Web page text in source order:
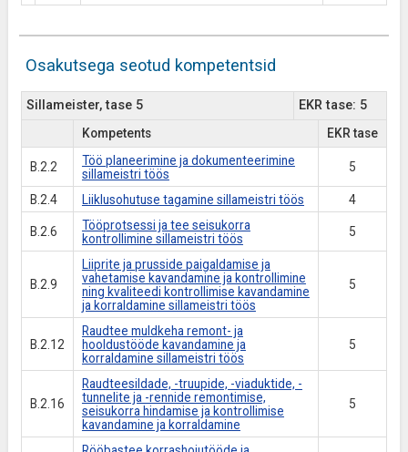
Osakutsega seotud kompetentsid
Sillameister, tase 5 EKR tase: 5
Kompetents EKR tase
B.2.2
Töö planeerimine ja dokumenteerimine
sillameistri töös
5
B.2.4 Liiklusohutuse tagamine sillameistri töös 4
B.2.6
Tööprotsessi ja tee seisukorra
kontrollimine sillameistri töös
5
B.2.9
Liiprite ja prusside paigaldamise ja
vahetamise kavandamine ja kontrollimine
ning kvaliteedi kontrollimise kavandamine
ja korraldamine sillameistri töös
5
B.2.12
Raudtee muldkeha remont- ja
hooldustööde kavandamine ja
korraldamine sillameistri töös
5
B.2.16
Raudteesildade, -truupide, -viaduktide, -
tunnelite ja -rennide remontimise,
seisukorra hindamise ja kontrollimise
kavandamine ja korraldamine
5